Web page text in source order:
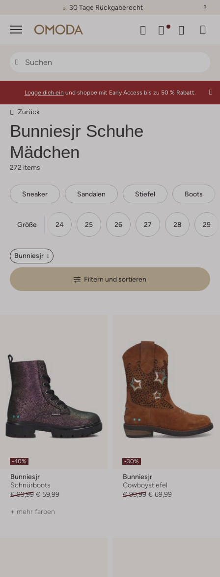
30 Tage Rückgaberecht
Menü
Logge dich ein und shoppe mit Early Access bis zu 50 % Rabatt.
Zurück
Bunniesjr Schuhe
Mädchen
272 items
Sneaker Sandalen Stiefel Boots
Größe
23 24 25 26 27 28 29
Bunniesjr
Filtern und sortieren
-40%
Bunniesjr
Schnürboots
€ 99,99 € 59,99
+ mehr farben
-30%
Bunniesjr
Cowboystiefel
€ 99,99 € 69,99